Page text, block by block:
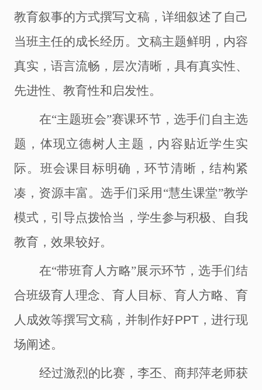
教育叙事的方式撰写文稿，详细叙述了自己
当班主任的成长经历。文稿主题鲜明，内容
真实，语言流畅，层次清晰，具有真实性、
先进性、教育性和启发性。
在“主题班会”赛课环节，选手们自主选
题，体现立德树人主题，内容贴近学生实
际。班会课目标明确，环节清晰，结构紧
凑，资源丰富。选手们采用“慧生课堂”教学
模式，引导点拨恰当，学生参与积极、自我
教育，效果较好。
在“带班育人方略”展示环节，选手们结
合班级育人理念、育人目标、育人方略、育
人成效等撰写文稿，并制作好PPT，进行现
场阐述。
经过激烈的比赛，李丕、商邦萍老师获